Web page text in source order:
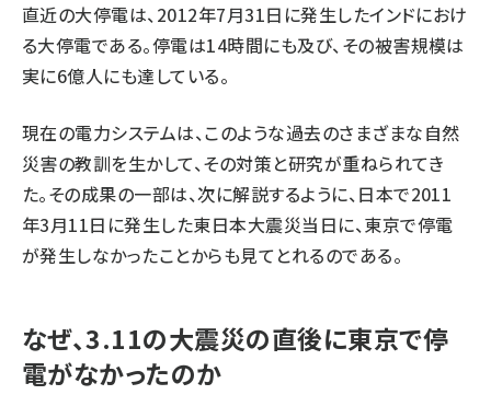
直近の大停電は、2012年7月31日に発生したインドにおけ
る大停電である。停電は14時間にも及び、その被害規模は
実に6億人にも達している。
現在の電力システムは、このような過去のさまざまな自然
災害の教訓を生かして、その対策と研究が重ねられてき
た。その成果の一部は、次に解説するように、日本で2011
年3月11日に発生した東日本大震災当日に、東京で停電
が発生しなかったことからも見てとれるのである。
なぜ、3.11の大震災の直後に東京で停
電がなかったのか